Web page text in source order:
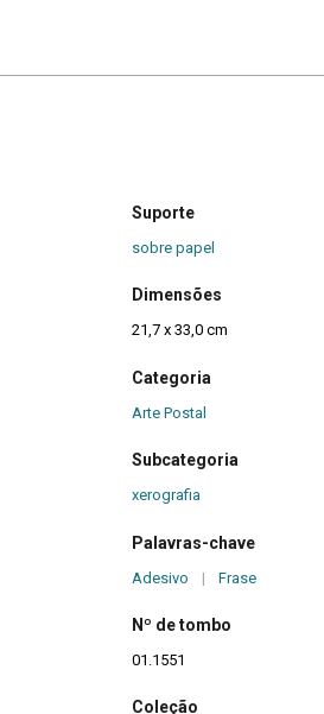
Suporte
sobre papel
Dimensões
21,7 x 33,0 cm
Categoria
Arte Postal
Subcategoria
xerografia
Palavras-chave
Adesivo | Frase
Nº de tombo
01.1551
Coleção